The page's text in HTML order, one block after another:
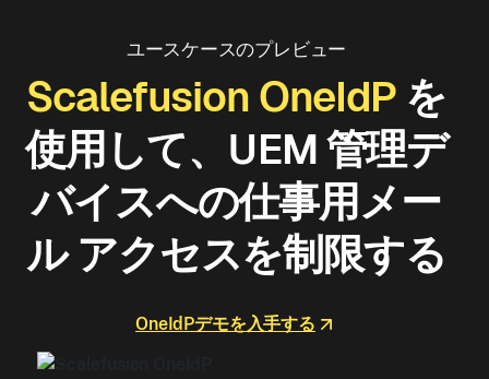
ユースケースのプレビュー
Scalefusion OneIdPを
使用して、UEM 管理デ
バイスへの仕事用メー
ル アクセスを制限する
OneIdPデモを入手する